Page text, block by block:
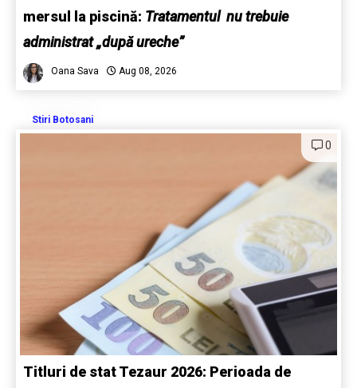
mersul la piscină: Tratamentul nu trebuie
administrat „după ureche”
Oana Sava Aug 08, 2026
Stiri Botosani
0
Titluri de stat Tezaur 2026: Perioada de